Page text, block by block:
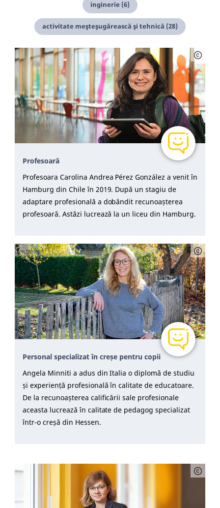
inginerie (6)
activitate meşteşugărească şi tehnică (28)
Profesoară
Profesoara Carolina Andrea Pérez González a venit în
Hamburg din Chile în 2019. După un stagiu de
adaptare profesională a dobândit recunoașterea
profesoară. Astăzi lucrează la un liceu din Hamburg.
Personal specializat în creșe pentru copii
Angela Minniti a adus din Italia o diplomă de studiu
și experiență profesională în calitate de educatoare.
De la recunoașterea calificării sale profesionale
aceasta lucrează în calitate de pedagog specializat
într-o creșă din Hessen.